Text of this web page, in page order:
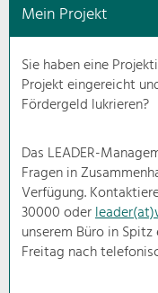
Mein Projekt
Sie haben eine
Projekt eingereicht
Fördergeld lukrieren?
Das LEADER-
Fragen in
Verfügung.
30000 oder
unserem Büro in
Freitag nach